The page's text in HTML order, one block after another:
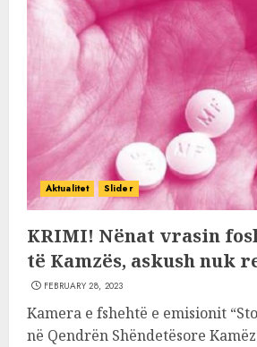
Aktualitet Slider
KRIMI! Nënat vrasin
të Kamzës, askush nuk
FEBRUARY 28, 2023
Kamera e fshehtë e emisionit
në Qendrën Shëndetësore